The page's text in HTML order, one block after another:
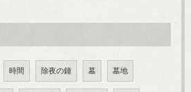
時間 除夜の鐘 墓 墓地